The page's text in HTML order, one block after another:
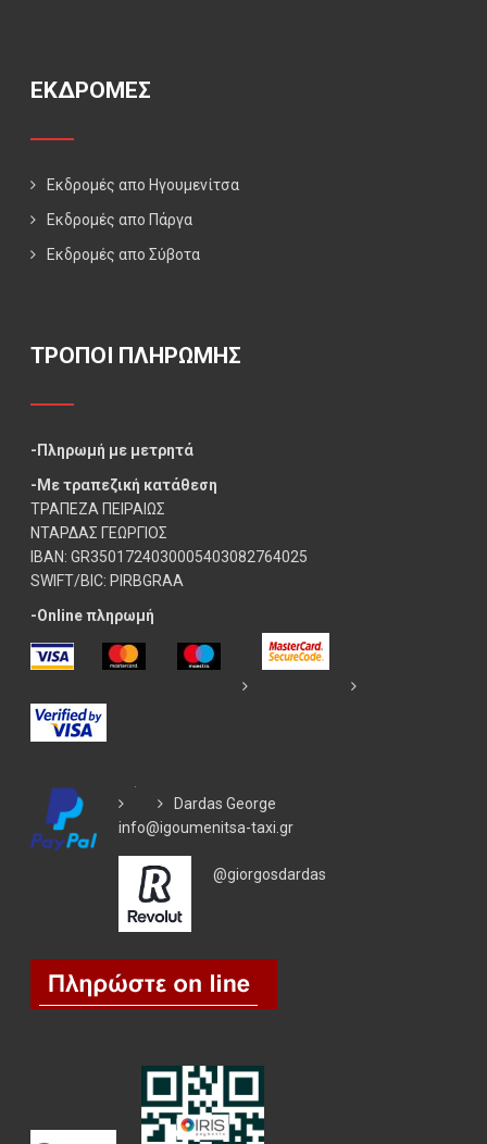
ΕΚΔΡΟΜΕΣ
Εκδρομές απο Ηγουμενίτσα
Εκδρομές απο Πάργα
Εκδρομές απο Σύβοτα
ΤΡΟΠΟΙ ΠΛΗΡΩΜΗΣ
-Πληρωμή με μετρητά
-Με τραπεζική κατάθεση
ΤΡΑΠΕΖΑ ΠΕΙΡΑΙΩΣ
ΝΤΑΡΔΑΣ ΓΕΩΡΓΙΟΣ
IBAN: GR3501724030005403082764025
SWIFT/BIC: PIRBGRAA
-Online πληρωμή
Dardas George
info@igoumenitsa-taxi.gr
@giorgosdardas